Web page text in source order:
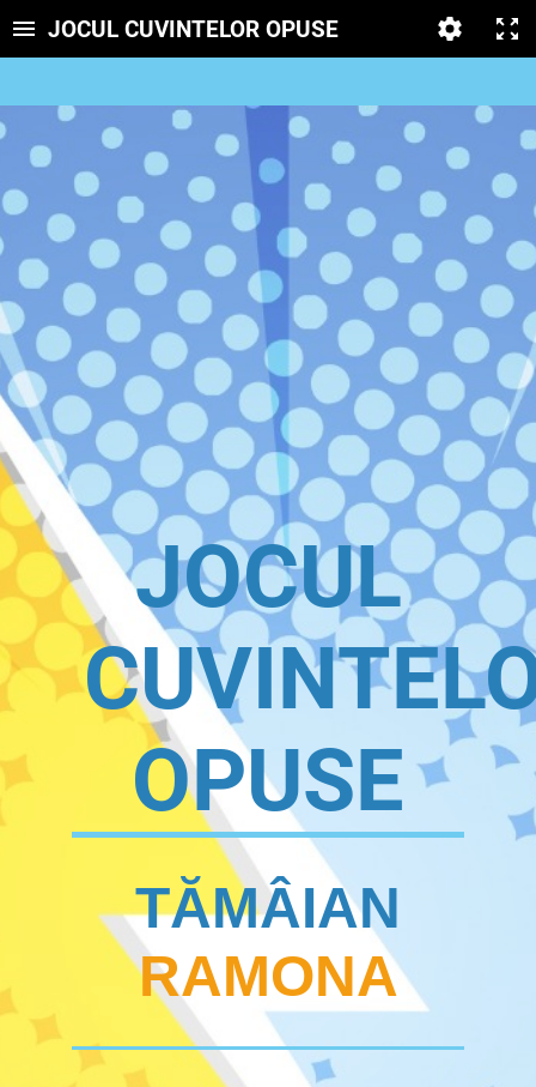
JOCUL CUVINTELOR OPUSE
JOCUL
OPUSE
TĂMÂIAN
RAMONA